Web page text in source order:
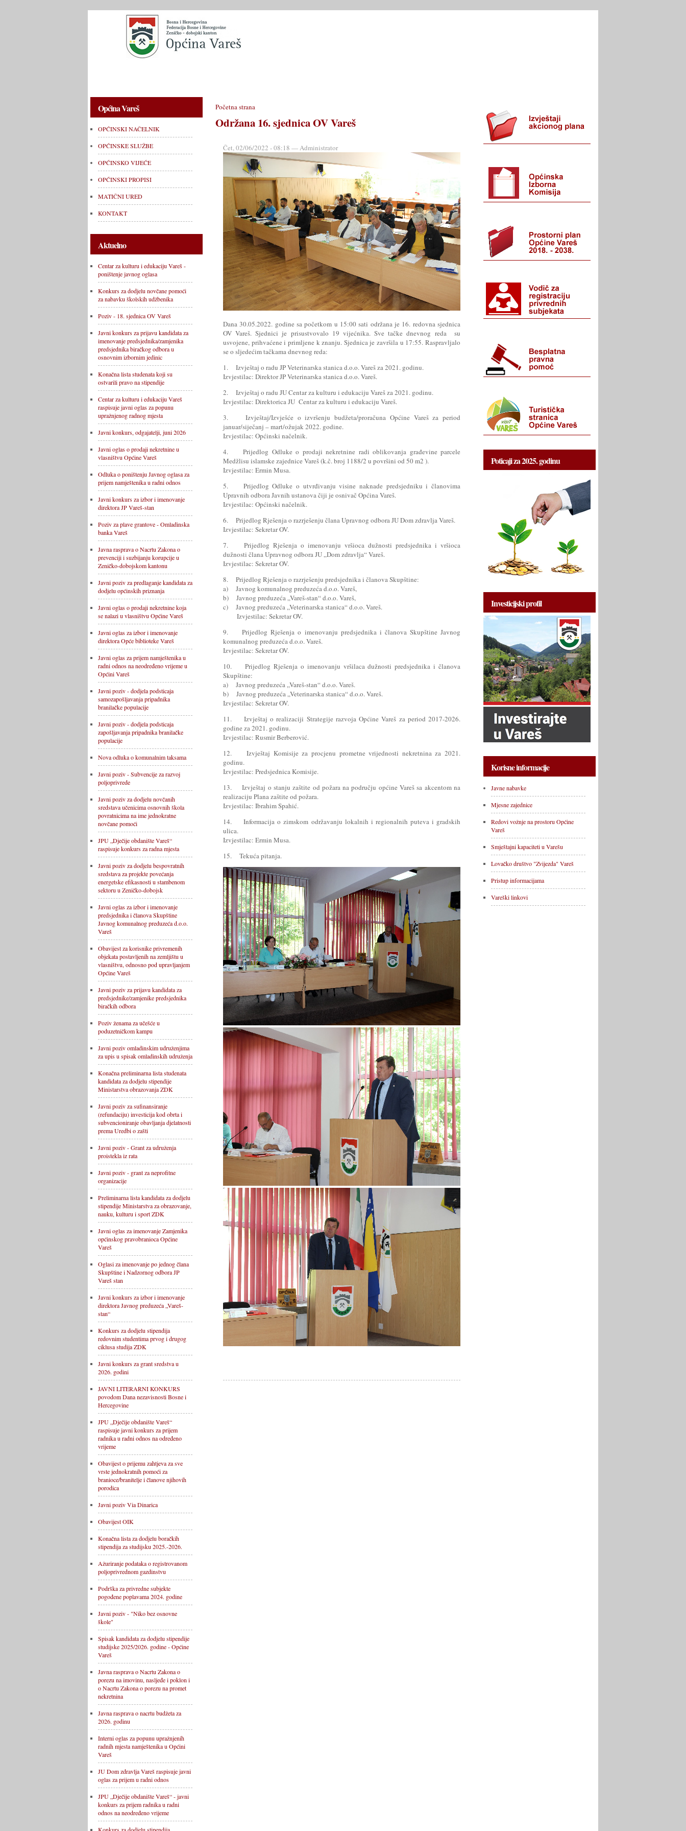
Općina Vareš
OPĆINSKI NAČELNIK
OPĆINSKE SLUŽBE
OPĆINSKO VIJEĆE
OPĆINSKI PROPISI
MATIČNI URED
KONTAKT
Aktuelno
Centar za kulturu i edukaciju Vareš -
poništenje javnog oglasa
Konkurs za dodjelu novčane pomoći
za nabavku školskih udžbenika
Poziv - 18. sjednica OV Vareš
Javni konkurs za prijavu kandidata za
imenovanje predsjednika/zamjenika
predsjednika biračkog odbora u
osnovnim izbornim jedinic
Konačna lista studenata koji su
ostvarili pravo na stipendije
Centar za kulturu i edukaciju Vareš
raspisuje javni oglas za popunu
upražnjenog radnog mjesta
Javni konkurs, odgajatelji, juni 2026
Javni oglas o prodaji nekretnine u
vlasništvu Općine Vareš
Odluka o poništenju Javnog oglasa za
prijem namještenika u radni odnos
Javni konkurs za izbor i imenovanje
direktora JP Vareš-stan
Poziv za plave grantove - Omladinska
banka Vareš
Javna rasprava o Nacrtu Zakona o
prevenciji i suzbijanju korupcije u
Zeničko-dobojskom kantonu
Javni poziv za predlaganje kandidata za
dodjelu općinskih priznanja
Javni oglas o prodaji nekretnine koja
se nalazi u vlasništvu Općine Vareš
Javni oglas za izbor i imenovanje
direktora Opće biblioteke Vareš
Javni oglas za prijem namještenika u
radni odnos na neodređeno vrijeme u
Općini Vareš
Javni poziv - dodjela podsticaja
samozapošljavanja pripadnika
branilačke populacije
Javni poziv - dodjela podsticaja
zapošljavanja pripadnika branilačke
populacije
Nova odluka o komunalnim taksama
Javni poziv - Subvencije za razvoj
poljoprivrede
Javni poziv za dodjelu novčanih
sredstava učenicima osnovnih škola
povratnicima na ime jednokratne
novčane pomoći
JPU „Dječije obdanište Vareš“
raspisuje konkurs za radna mjesta
Javni poziv za dodjelu bespovratnih
sredstava za projekte povećanja
energetske efikasnosti u stambenom
sektoru u Zeničko-dobojsk
Javni oglas za izbor i imenovanje
predsjednika i članova Skupštine
Javnog komunalnog preduzeća d.o.o.
Vareš
Obavijest za korisnike privremenih
objekata postavljenih na zemljištu u
vlasništvu, odnosno pod upravljanjem
Općine Vareš
Javni poziv za prijavu kandidata za
predsjednike/zamjenike predsjednika
biračkih odbora
Poziv ženama za učešće u
poduzetničkom kampu
Javni poziv omladinskim udruženjima
za upis u spisak omladinskih udruženja
Konačna preliminarna lista studenata
kandidata za dodjelu stipendije
Ministarstva obrazovanja ZDK
Javni poziv za sufinansiranje
(refundaciju) investicija kod obrta i
subvencioniranje obavljanja djelatnosti
prema Uredbi o zašti
Javni poziv - Grant za udruženja
proistekla iz rata
Javni poziv - grant za neprofitne
organizacije
Preliminarna lista kandidata za dodjelu
stipendije Ministarstva za obrazovanje,
nauku, kulturu i sport ZDK
Javni oglas za imenovanje Zamjenika
općinskog pravobranioca Općine
Vareš
Oglasi za imenovanje po jednog člana
Skupštine i Nadzornog odbora JP
Vareš stan
Javni konkurs za izbor i imenovanje
direktora Javnog preduzeća „Vareš-
stan“
Konkurs za dodjelu stipendija
redovnim studentima prvog i drugog
ciklusa studija ZDK
Javni konkurs za grant sredstva u
2026. godini
JAVNI LITERARNI KONKURS
povodom Dana nezavisnosti Bosne i
Hercegovine
JPU „Dječije obdanište Vareš“
raspisuje javni konkurs za prijem
radnika u radni odnos na određeno
vrijeme
Obavijest o prijemu zahtjeva za sve
vrste jednokratnih pomoći za
branioce/branitelje i članove njihovih
porodica
Javni poziv Via Dinarica
Obavijest OIK
Konačna lista za dodjelu boračkih
stipendija za studijsku 2025.-2026.
Ažuriranje podataka o registrovanom
poljoprivrednom gazdinstvu
Podrška za privredne subjekte
pogođene poplavama 2024. godine
Javni poziv - "Niko bez osnovne
škole"
Spisak kandidata za dodjelu stipendije
studijske 2025/2026. godine - Općine
Vareš
Javna rasprava o Nacrtu Zakona o
porezu na imovinu, nasljeđe i poklon i
o Nacrtu Zakona o porezu na promet
nekretnina
Javna rasprava o nacrtu budžeta za
2026. godinu
Interni oglas za popunu upražnjenih
radnih mjesta namještenika u Općini
Vareš
JU Dom zdravlja Vareš raspisuje javni
oglas za prijem u radni odnos
JPU „Dječije obdanište Vareš“ - javni
konkurs za prijem radnika u radni
odnos na neodređeno vrijeme
Početna strana
Održana 16. sjednica OV Vareš
Čet, 02/06/2022 - 08:18 — Administrator
Dana 30.05.2022. godine sa početkom u 15:00 sati održana je 16. redovna sjednica
OV Vareš. Sjednici je prisustvovalo 19 vijećnika. Sve tačke dnevnog reda su
usvojene, prihvaćene i primljene k znanju. Sjednica je završila u 17:55. Raspravljalo
se o sljedećim tačkama dnevnog reda:
1. Izvještaj o radu JP Veterinarska stanica d.o.o. Vareš za 2021. godinu.
Izvjestilac: Direktor JP Veterinarska stanica d.o.o. Vareš.
2. Izvještaj o radu JU Centar za kulturu i edukaciju Vareš za 2021. godinu.
Izvjestilac: Direktorica JU Centar za kulturu i edukaciju Vareš.
3. Izvještaj/Izvješće o izvršenju budžeta/proračuna Općine Vareš za period
januar/siječanj – mart/ožujak 2022. godine.
Izvjestilac: Općinski načelnik.
4. Prijedlog Odluke o prodaji nekretnine radi oblikovanja građevine parcele
Medžlisu islamske zajednice Vareš (k.č. broj 1188/2 u površini od 50 m2 ).
Izvjestilac: Ermin Musa.
5. Prijedlog Odluke o utvrđivanju visine naknade predsjedniku i članovima
Upravnih odbora Javnih ustanova čiji je osnivač Općina Vareš.
Izvjestilac: Općinski načelnik.
6. Prijedlog Rješenja o razrješenju člana Upravnog odbora JU Dom zdravlja Vareš.
Izvjestilac: Sekretar OV.
7. Prijedlog Rješenja o imenovanju vršioca dužnosti predsjednika i vršioca
dužnosti člana Upravnog odbora JU „Dom zdravlja“ Vareš.
Izvjestilac: Sekretar OV.
8. Prijedlog Rješenja o razrješenju predsjednika i članova Skupštine:
a) Javnog komunalnog preduzeća d.o.o. Vareš,
b) Javnog preduzeća „Vareš-stan“ d.o.o. Vareš,
c) Javnog preduzeća „Veterinarska stanica“ d.o.o. Vareš.
Izvjestilac: Sekretar OV.
9. Prijedlog Rješenja o imenovanju predsjednika i članova Skupštine Javnog
komunalnog preduzeća d.o.o. Vareš.
Izvjestilac: Sekretar OV.
10. Prijedlog Rješenja o imenovanju vršilaca dužnosti predsjednika i članova
Skupštine:
a) Javnog preduzeća „Vareš-stan“ d.o.o. Vareš.
b) Javnog preduzeća „Veterinarska stanica“ d.o.o. Vareš.
Izvjestilac: Sekretar OV.
11. Izvještaj o realizaciji Strategije razvoja Općine Vareš za period 2017-2026.
godine za 2021. godinu.
Izvjestilac: Rusmir Berberović.
12. Izvještaj Komisije za procjenu prometne vrijednosti nekretnina za 2021.
godinu.
Izvjestilac: Predsjednica Komisije.
13. Izvještaj o stanju zaštite od požara na području općine Vareš sa akcentom na
realizaciju Plana zaštite od požara.
Izvjestilac: Ibrahim Spahić.
14. Informacija o zimskom održavanju lokalnih i regionalnih puteva i gradskih
ulica.
Izvjestilac: Ermin Musa.
15. Tekuća pitanja.
Poticaji za 2025. godinu
Investicijski profil
Korisne informacije
Javne nabavke
Mjesne zajednice
Redovi vožnje na prostoru Općine
Vareš
Smještajni kapaciteti u Varešu
Lovačko društvo "Zvijezda" Vareš
Pristup informacijama
Vareški linkovi